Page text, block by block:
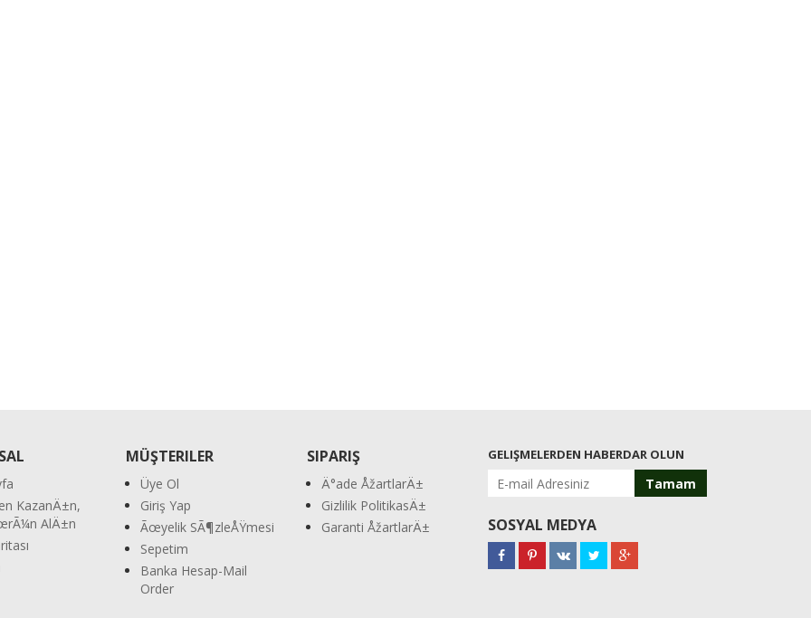
KazanÄ±n,
AlÄ±n
MÜŞTERILER
Üye Ol
Giriş Yap
Ãœyelik SÃ¶zleÅŸmesi
Sepetim
Banka Hesap-Mail
Order
SIPARIŞ
Ä°ade ÅžartlarÄ±
Gizlilik PolitikasÄ±
Garanti ÅžartlarÄ±
GELIŞMELERDEN HABERDAR OLUN
Tamam
SOSYAL MEDYA